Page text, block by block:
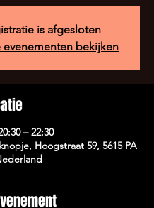
is afgesloten
evenementen bekijken
– 22:30
Hoogstraat 59, 5615 PA